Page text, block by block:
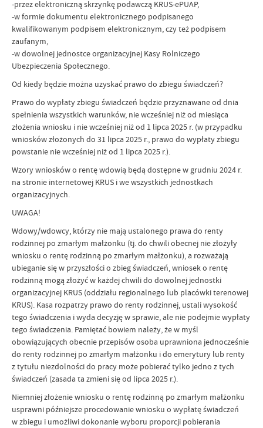
-przez elektroniczną skrzynkę podawczą KRUS-ePUAP,
-w formie dokumentu elektronicznego podpisanego
kwalifikowanym podpisem elektronicznym, czy też podpisem
zaufanym,
-w dowolnej jednostce organizacyjnej Kasy Rolniczego
Ubezpieczenia Społecznego.
Od kiedy będzie można uzyskać prawo do zbiegu świadczeń?
Prawo do wypłaty zbiegu świadczeń będzie przyznawane od dnia
spełnienia wszystkich warunków, nie wcześniej niż od miesiąca
złożenia wniosku i nie wcześniej niż od 1 lipca 2025 r. (w przypadku
wniosków złożonych do 31 lipca 2025 r., prawo do wypłaty zbiegu
powstanie nie wcześniej niż od 1 lipca 2025 r.).
Wzory wniosków o rentę wdowią będą dostępne w grudniu 2024 r.
na stronie internetowej KRUS i we wszystkich jednostkach
organizacyjnych.
UWAGA!
Wdowy/wdowcy, którzy nie mają ustalonego prawa do renty
rodzinnej po zmarłym małżonku (tj. do chwili obecnej nie złożyły
wniosku o rentę rodzinną po zmarłym małżonku), a rozważają
ubieganie się w przyszłości o zbieg świadczeń, wniosek o rentę
rodzinną mogą złożyć w każdej chwili do dowolnej jednostki
organizacyjnej KRUS (oddziału regionalnego lub placówki terenowej
KRUS). Kasa rozpatrzy prawo do renty rodzinnej, ustali wysokość
tego świadczenia i wyda decyzję w sprawie, ale nie podejmie wypłaty
tego świadczenia. Pamiętać bowiem należy, że w myśl
obowiązujących obecnie przepisów osoba uprawniona jednocześnie
do renty rodzinnej po zmarłym małżonku i do emerytury lub renty
z tytułu niezdolności do pracy może pobierać tylko jedno z tych
świadczeń (zasada ta zmieni się od lipca 2025 r.).
Niemniej złożenie wniosku o rentę rodzinną po zmarłym małżonku
usprawni późniejsze procedowanie wniosku o wypłatę świadczeń
w zbiegu i umożliwi dokonanie wyboru proporcji pobierania